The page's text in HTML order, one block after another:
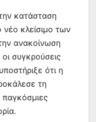
κατάσταση
νέο κλείσιμο των
ανακοίνωση
συγκρούσεις
ότι η
τη
παγκόσμιες